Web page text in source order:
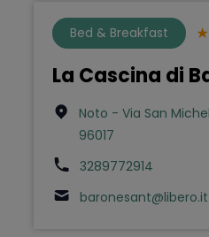
Bed & Breakfast
La Cascina di
Noto - Via San
96017
3289772914
baronesant@libero.it